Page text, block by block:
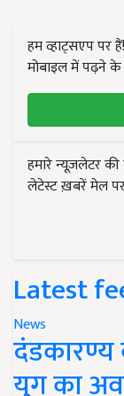
हम व्हाट्सएप पर
मोबाइल में पढ़ने के
हमारे न्यूज़लेटर
लेटेस्ट ख़बरें मेल
Latest
News
दंडकारण्य
युग का